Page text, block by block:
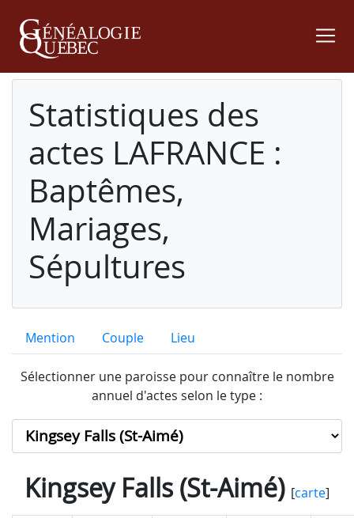
Statistiques des
actes LAFRANCE :
Baptêmes,
Mariages,
Sépultures
Mention Couple Lieu
Sélectionner une paroisse pour connaître le nombre
annuel d'actes selon le type :
Kingsey Falls (St-Aimé)[carte]